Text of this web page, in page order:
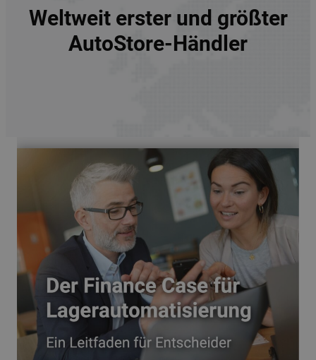
Weltweit erster und größter
AutoStore-Händler